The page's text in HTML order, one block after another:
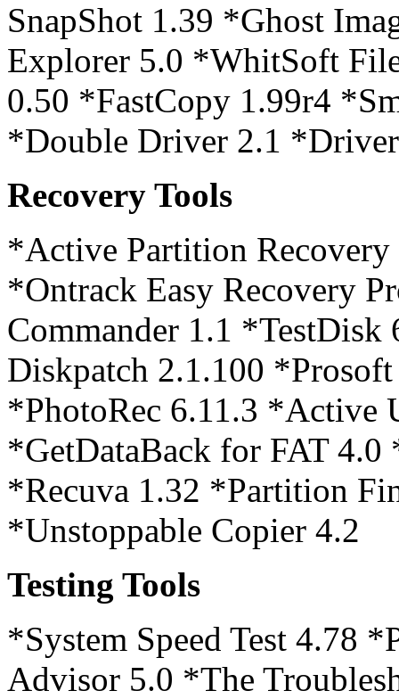
SnapShot 1.39 *Ghost
Explorer 5.0 *WhitSoft
0.50 *FastCopy 1.99r4
*Double Driver 2.1
Recovery Tools
*Active Partition
*Ontrack Easy Recovery
Commander 1.1
Diskpatch 2.1.100
*PhotoRec 6.11.3 *Active
*GetDataBack for FAT
*Recuva 1.32 *Partition
*Unstoppable Copier 4.2
Testing Tools
*System Speed Test 4.78
Advisor 5.0 *The